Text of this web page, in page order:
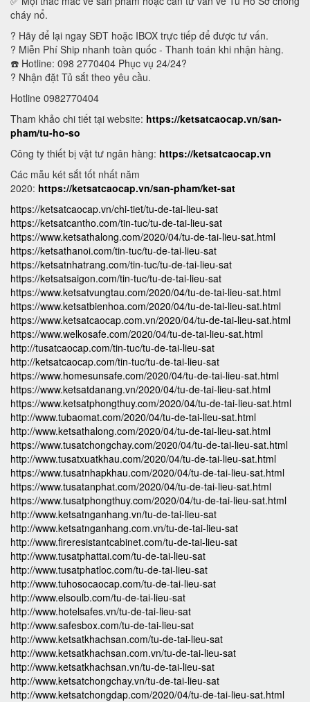
cháy nổ.
? Hãy để lại ngay SĐT hoặc IBOX trực tiếp để được tư vấn.
? Miễn Phí Ship nhanh toàn quốc - Thanh toán khi nhận hàng.
☎️ Hotline: 098 2770404 Phục vụ 24/24?
? Nhận đặt Tủ sắt theo yêu cầu.
Hotline 0982770404
Tham khảo chi tiết tại website: https://ketsatcaocap.vn/san-
pham/tu-ho-so
Công ty thiết bị vật tư ngân hàng: https://ketsatcaocap.vn
Các mẫu két sắt tốt nhất năm
2020: https://ketsatcaocap.vn/san-pham/ket-sat
https://ketsatcaocap.vn/chi-tiet/tu-de-tai-lieu-sat
https://ketsatcantho.com/tin-tuc/tu-de-tai-lieu-sat
https://www.ketsathalong.com/2020/04/tu-de-tai-lieu-sat.html
https://ketsathanoi.com/tin-tuc/tu-de-tai-lieu-sat
https://ketsatnhatrang.com/tin-tuc/tu-de-tai-lieu-sat
https://ketsatsaigon.com/tin-tuc/tu-de-tai-lieu-sat
https://www.ketsatvungtau.com/2020/04/tu-de-tai-lieu-sat.html
https://www.ketsatbienhoa.com/2020/04/tu-de-tai-lieu-sat.html
https://www.ketsatcaocap.com.vn/2020/04/tu-de-tai-lieu-sat.html
https://www.welkosafe.com/2020/04/tu-de-tai-lieu-sat.html
http://tusatcaocap.com/tin-tuc/tu-de-tai-lieu-sat
http://ketsatcaocap.com/tin-tuc/tu-de-tai-lieu-sat
https://www.homesunsafe.com/2020/04/tu-de-tai-lieu-sat.html
https://www.ketsatdanang.vn/2020/04/tu-de-tai-lieu-sat.html
https://www.ketsatphongthuy.com/2020/04/tu-de-tai-lieu-sat.html
http://www.tubaomat.com/2020/04/tu-de-tai-lieu-sat.html
http://www.ketsathalong.com/2020/04/tu-de-tai-lieu-sat.html
https://www.tusatchongchay.com/2020/04/tu-de-tai-lieu-sat.html
http://www.tusatxuatkhau.com/2020/04/tu-de-tai-lieu-sat.html
https://www.tusatnhapkhau.com/2020/04/tu-de-tai-lieu-sat.html
https://www.tusatanphat.com/2020/04/tu-de-tai-lieu-sat.html
https://www.tusatphongthuy.com/2020/04/tu-de-tai-lieu-sat.html
http://www.ketsatnganhang.vn/tu-de-tai-lieu-sat
http://www.ketsatnganhang.com.vn/tu-de-tai-lieu-sat
http://www.fireresistantcabinet.com/tu-de-tai-lieu-sat
http://www.tusatphattai.com/tu-de-tai-lieu-sat
http://www.tusatphatloc.com/tu-de-tai-lieu-sat
http://www.tuhosocaocap.com/tu-de-tai-lieu-sat
http://www.elsoulb.com/tu-de-tai-lieu-sat
http://www.hotelsafes.vn/tu-de-tai-lieu-sat
http://www.safesbox.com/tu-de-tai-lieu-sat
http://www.ketsatkhachsan.com/tu-de-tai-lieu-sat
http://www.ketsatkhachsan.com.vn/tu-de-tai-lieu-sat
http://www.ketsatkhachsan.vn/tu-de-tai-lieu-sat
http://www.ketsatchongchay.vn/tu-de-tai-lieu-sat
http://www.ketsatchongdap.com/2020/04/tu-de-tai-lieu-sat.html